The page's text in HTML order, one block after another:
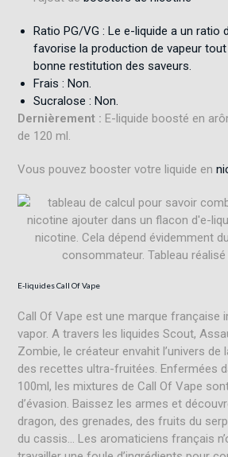
Ratio PG/VG : Le e-liquide a un ratio
favorise la production de vapeur
bonne restitution des saveurs.
Frais : Non.
Sucralose : Non.
Dernièrement : E-liquide boosté en
de 120 ml.
Vous pouvez booster votre liquide en
E-liquides Call Of Vape
Call Of Vape est une marque française
vapor. A travers les liquides Scout,
Zombie, le créateur envahit l’univers de
des recettes ultra-fruitées. Enfermées
100ml, les mixtures de Call Of Vape
d’évasion. Baissez les armes et
dragon, des grenades, des fruits du
du cassis… Les aromaticiens français